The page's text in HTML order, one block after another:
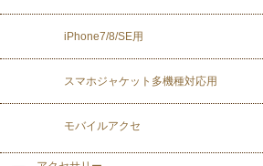
iPhone7/8/SE用
スマホジャケット多機種対応用
モバイルアクセ